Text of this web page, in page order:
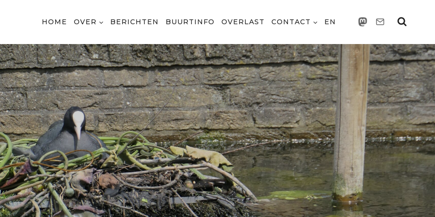
HOME OVER BERICHTEN BUURTINFO OVERLAST CONTACT EN